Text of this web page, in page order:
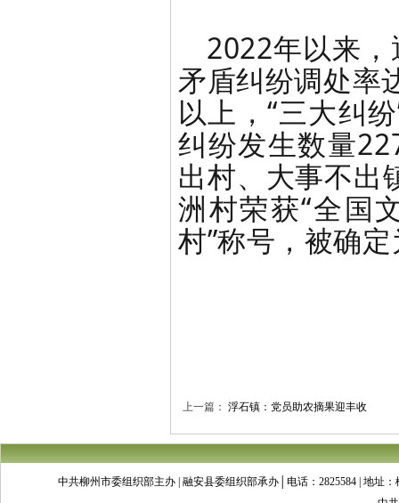
2022年以来
矛盾纠纷调处率
以上，“三大纠
纠纷发生数量
出村、大事不出
洲村荣获“全国
村”称号，被确
上一篇： 浮石镇：党员助农摘果迎丰收
中共柳州市委组织部主办 | 融安县委组织部承办│电话：2825584 | 地址